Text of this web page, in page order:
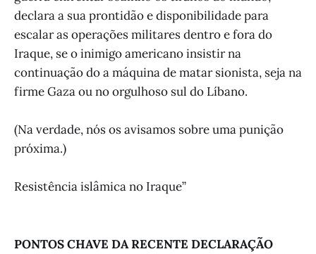
declara a sua prontidão e disponibilidade para
escalar as operações militares dentro e fora do
Iraque, se o inimigo americano insistir na
continuação do a máquina de matar sionista, seja na
firme Gaza ou no orgulhoso sul do Líbano.
(Na verdade, nós os avisamos sobre uma punição
próxima.)
Resistência islâmica no Iraque”
PONTOS CHAVE DA RECENTE DECLARAÇÃO